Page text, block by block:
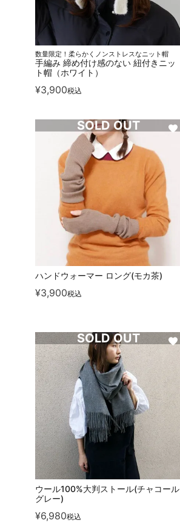
数量限定！柔らかくノンストレスなニット帽
手編み 締め付け感のない 紐付きニッ
ト帽（ホワイト）
¥3,900税込
ハンドウォーマー ロング(モカ茶)
¥3,900税込
SOLD OUT
ウール100%大判ストール(チャコール
グレー)
¥6,980税込
SOLD OUT